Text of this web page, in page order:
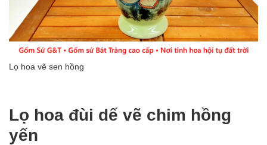
Lọ hoa vẽ sen hồng
Lọ hoa đùi dế vẽ chim hồng
yến